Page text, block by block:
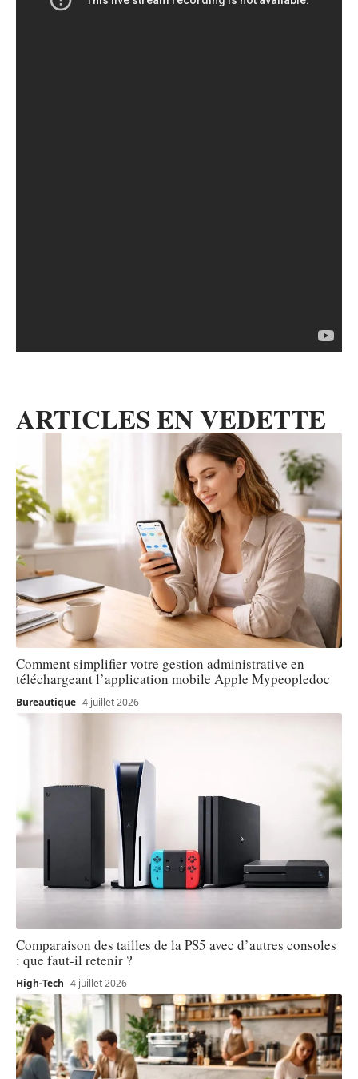
ARTICLES EN VEDETTE
Comment simplifier votre gestion administrative en
téléchargeant l’application mobile Apple Mypeopledoc
Bureautique 4 juillet 2026
Comparaison des tailles de la PS5 avec d’autres consoles
: que faut-il retenir ?
High-Tech 4 juillet 2026